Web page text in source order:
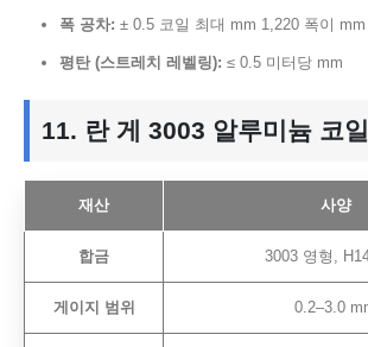
폭 공차: ± 0.5 코일 최대 mm 1,220 폭이 mm
평탄 (스트레치 레벨링): ≤ 0.5 미터당 mm
11. 란 게 3003 알루미늄 코
재산 사양
합금 3003 영형,
게이지 범위 0.2–3.0